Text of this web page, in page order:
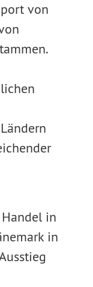
von
in
in